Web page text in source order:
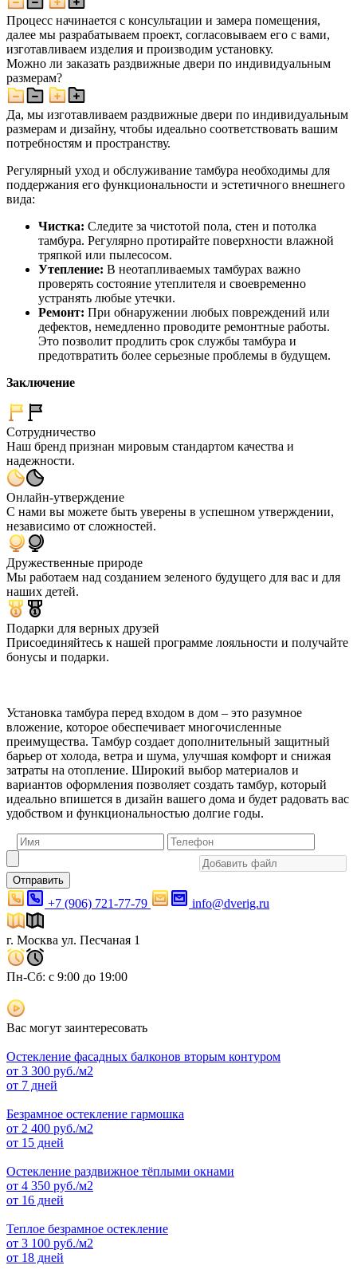
Процесс начинается с консультации и замера помещения,
далее мы разрабатываем проект, согласовываем его с вами,
изготавливаем изделия и производим установку.
Можно ли заказать раздвижные двери по индивидуальным
размерам?
Да, мы изготавливаем раздвижные двери по индивидуальным
размерам и дизайну, чтобы идеально соответствовать вашим
потребностям и пространству.
Регулярный уход и обслуживание тамбура необходимы для
поддержания его функциональности и эстетичного внешнего
вида:
Чистка: Следите за чистотой пола, стен и потолка
тамбура. Регулярно протирайте поверхности влажной
тряпкой или пылесосом.
Утепление: В неотапливаемых тамбурах важно
проверять состояние утеплителя и своевременно
устранять любые утечки.
Ремонт: При обнаружении любых повреждений или
дефектов, немедленно проводите ремонтные работы.
Это позволит продлить срок службы тамбура и
предотвратить более серьезные проблемы в будущем.
Заключение
Сотрудничество
Наш бренд признан мировым стандартом качества и
надежности.
Онлайн-утверждение
С нами вы можете быть уверены в успешном утверждении,
независимо от сложностей.
Дружественные природе
Мы работаем над созданием зеленого будущего для вас и для
наших детей.
Подарки для верных друзей
Присоединяйтесь к нашей программе лояльности и получайте
бонусы и подарки.
Установка тамбура перед входом в дом – это разумное
вложение, которое обеспечивает многочисленные
преимущества. Тамбур создает дополнительный защитный
барьер от холода, ветра и шума, улучшая комфорт и снижая
затраты на отопление. Широкий выбор материалов и
вариантов оформления позволяет создать тамбур, который
идеально впишется в дизайн вашего дома и будет радовать вас
удобством и функциональностью долгие годы.
Отправить
+7 (906) 721-77-79 info@dverig.ru
г. Москва ул. Песчаная 1
Пн-Сб: с 9:00 до 19:00
Вас могут заинтересовать
Остекление фасадных балконов вторым контуром
от 3 300 руб./м2
от 7 дней
Безрамное остекление гармошка
от 2 400 руб./м2
от 15 дней
Остекление раздвижное тёплыми окнами
от 4 350 руб./м2
от 16 дней
Теплое безрамное остекление
от 3 100 руб./м2
от 18 дней